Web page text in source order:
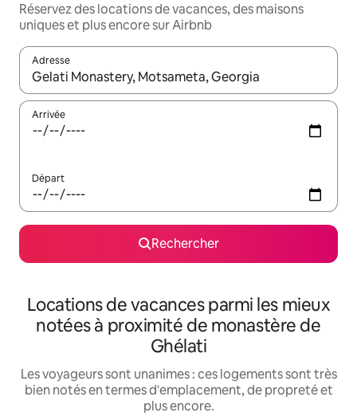
Réservez des locations de vacances, des maisons
uniques et plus encore sur Airbnb
Adresse
Lorsque les résultats s'affichent, utilisez les flèches vers le
Arrivée
Départ
Rechercher
Locations de vacances parmi les mieux
notées à proximité de monastère de
Ghélati
Les voyageurs sont unanimes : ces logements sont très
bien notés en termes d'emplacement, de propreté et
plus encore.